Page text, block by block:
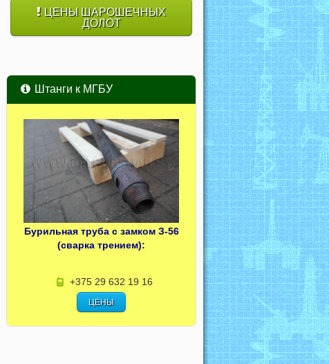
ЦЕНЫ ШАРОШЕЧНЫХ
ДОЛОТ
Штанги к МГБУ
Бурильная труба с замком З-56
(сварка трением):
+375 29 632 19 16
ЦЕНЫ